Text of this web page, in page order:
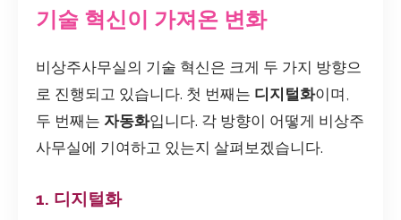
기술 혁신이 가져온 변화
비상주사무실의 기술 혁신은 크게 두 가지 방향으
로 진행되고 있습니다. 첫 번째는 디지털화이며,
두 번째는 자동화입니다. 각 방향이 어떻게 비상주
사무실에 기여하고 있는지 살펴보겠습니다.
1. 디지털화